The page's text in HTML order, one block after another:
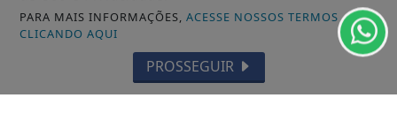
EXPEDIENTE | TERMOS DE USO E PRIVACIDADE |
FAQ | CONTATO
PARA MAIS INFORMAÇÕES,ACESSE NOSSOS TERMOS
CLICANDO AQUI
PROSSEGUIR